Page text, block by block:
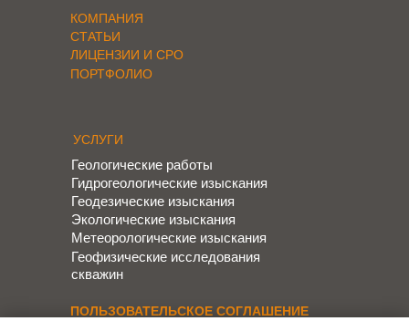
КОМПАНИЯ
УСЛУГИ
Геологические работы
Экологические изыскания
Гидрогеологические изыскания
Геодезические изыскания
Метеорологические изыскания
Геофизические исследования
скважин
СТАТЬИ
ЛИЦЕНЗИИ И СРО
ПОРТФОЛИО
ПОЛЬЗОВАТЕЛЬСКОЕ СОГЛАШЕНИЕ